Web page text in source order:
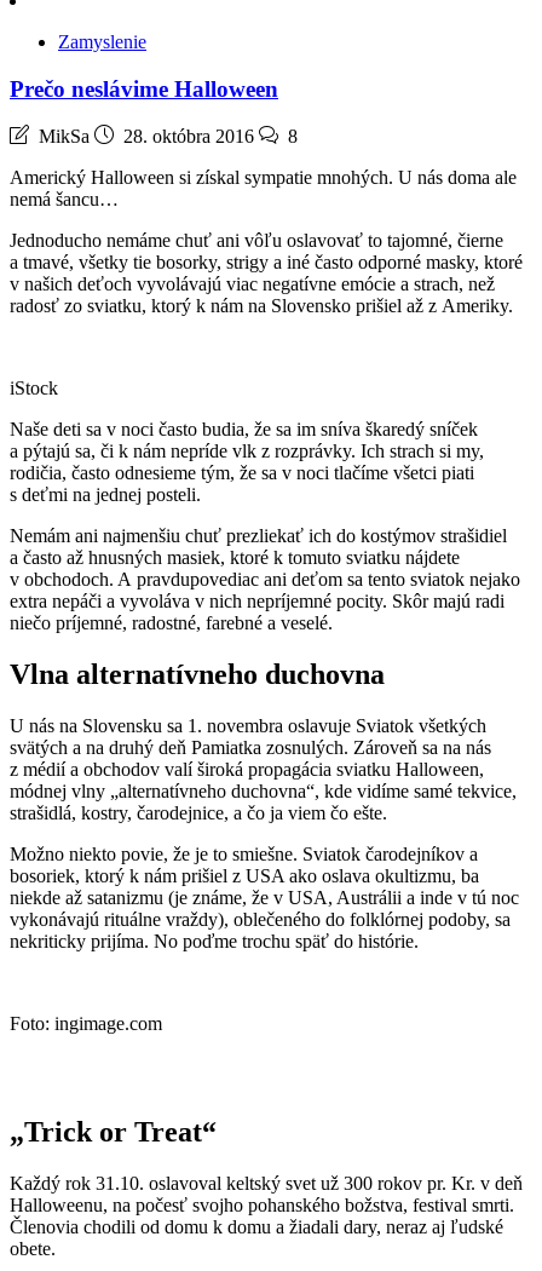
Zamyslenie
Prečo neslávime Halloween
MikSa 28. októbra 2016
8
Americký Halloween si získal sympatie mnohých. U nás doma ale
nemá šancu…
Jednoducho nemáme chuť ani vôľu oslavovať to tajomné, čierne
a tmavé, všetky tie bosorky, strigy a iné často odporné masky, ktoré
v našich deťoch vyvolávajú viac negatívne emócie a strach, než
radosť zo sviatku, ktorý k nám na Slovensko prišiel až z Ameriky.
iStock
Naše deti sa v noci často budia, že sa im sníva škaredý sníček
a pýtajú sa, či k nám nepríde vlk z rozprávky. Ich strach si my,
rodičia, často odnesieme tým, že sa v noci tlačíme všetci piati
s deťmi na jednej posteli.
Nemám ani najmenšiu chuť prezliekať ich do kostýmov strašidiel
a často až hnusných masiek, ktoré k tomuto sviatku nájdete
v obchodoch. A pravdupovediac ani deťom sa tento sviatok nejako
extra nepáči a vyvoláva v nich nepríjemné pocity. Skôr majú radi
niečo príjemné, radostné, farebné a veselé.
Vlna alternatívneho duchovna
U nás na Slovensku sa 1. novembra oslavuje Sviatok všetkých
svätých a na druhý deň Pamiatka zosnulých. Zároveň sa na nás
z médií a obchodov valí široká propagácia sviatku Halloween,
módnej vlny „alternatívneho duchovna“, kde vidíme samé tekvice,
strašidlá, kostry, čarodejnice, a čo ja viem čo ešte.
Možno niekto povie, že je to smiešne. Sviatok čarodejníkov a
bosoriek, ktorý k nám prišiel z USA ako oslava okultizmu, ba
niekde až satanizmu (je známe, že v USA, Austrálii a inde v tú noc
vykonávajú rituálne vraždy), oblečeného do folklórnej podoby, sa
nekriticky prijíma. No poďme trochu späť do histórie.
Foto: ingimage.com
„Trick or Treat“
Každý rok 31.10. oslavoval keltský svet už 300 rokov pr. Kr. v deň
Halloweenu, na počesť svojho pohanského božstva, festival smrti.
Členovia chodili od domu k domu a žiadali dary, neraz aj ľudské
obete.